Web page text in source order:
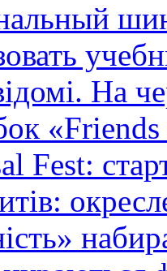
На
«Friends
Fest: